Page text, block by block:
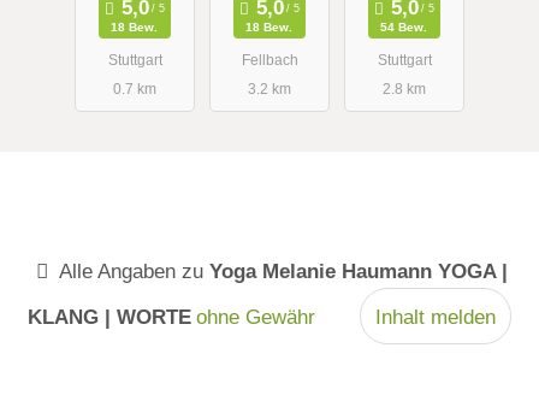
Stressbewält
igung
18 Bew.
Stuttgart
0.7 km
18 Bew.
Fellbach
3.2 km
54 Bew.
Stuttgart
2.8 km
Alle Angaben zu Yoga Melanie Haumann YOGA |
KLANG | WORTE ohne Gewähr Inhalt melden